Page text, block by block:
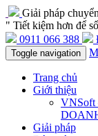
Giải pháp
" Tiết kiệm hơn để
0911 066 388
Toggle navigation
Trang chủ
Giới thiệu
Giải pháp